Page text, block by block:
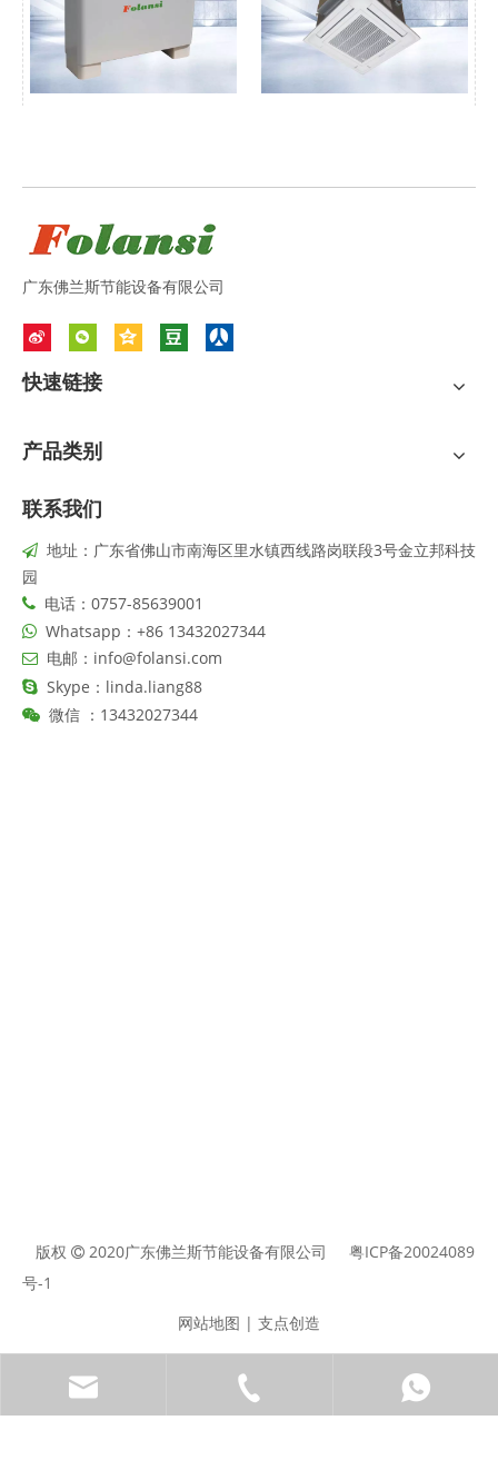
询价 询价
广东佛兰斯节能设备有限公司
快速链接
产品类别
联系我们
 地址：广东省佛山市南海区里水镇西线路岗联段3号金立邦科技
园
 电话：0757-85639001
 Whatsapp：+86 13432027344
 电邮： info@folansi.com
 Skype：linda.liang88
 微信 ： 13432027344
版权  2020广东佛兰斯节能设备有限公司 粤ICP备20024089
号-1
网站地图 | 支点创造